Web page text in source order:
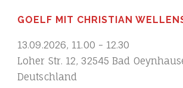
GOELF MIT CHRISTIAN
13.09.2026, 11.00 - 12.30
Loher Str. 12, 32545 Bad
Deutschland